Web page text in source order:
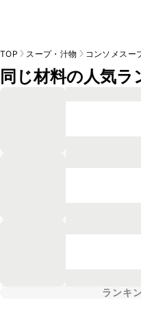
TOP スープ・汁物 コンソメスー
同じ材料の人気ラ
ランキ